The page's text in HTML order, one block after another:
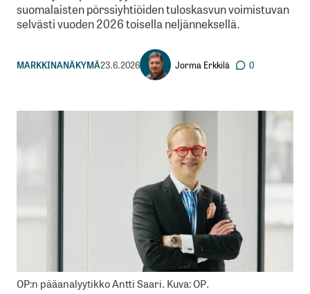
suomalaisten pörssiyhtiöiden tuloskasvun voimistuvan
selvästi vuoden 2026 toisella neljänneksellä.
MARKKINANÄKYMÄ23.6.2026 Jorma Erkkilä 0
OP:n pääanalyytikko Antti Saari. Kuva: OP.